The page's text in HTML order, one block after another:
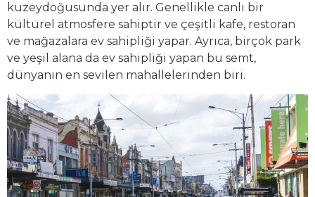
kuzeydoğusunda yer alır. Genellikle canlı bir
kültürel atmosfere sahiptir ve çeşitli kafe, restoran
ve mağazalara ev sahipliği yapar. Ayrıca, birçok park
ve yeşil alana da ev sahipliği yapan bu semt,
dünyanın en sevilen mahallelerinden biri.